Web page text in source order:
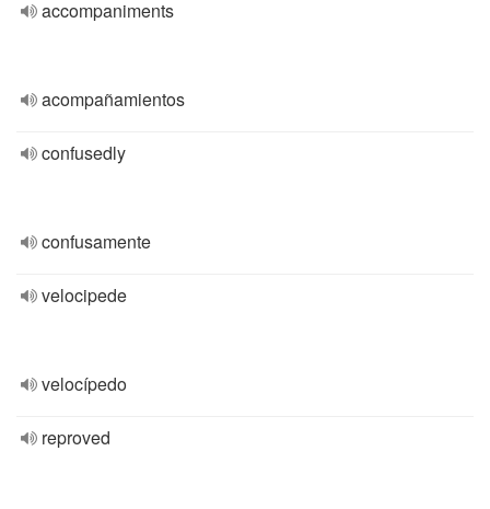
accompaniments
acompañamientos
confusedly
confusamente
velocipede
velocípedo
reproved